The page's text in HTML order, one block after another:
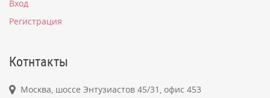
Вход
Регистрация
Котнтакты
Москва, шоссе Энтузиастов 45/31, офис 453